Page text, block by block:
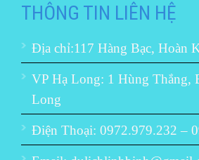
THÔNG TIN LIÊN HỆ
Địa chỉ:117 Hàng Bạc, Hoàn
VP Hạ Long: 1 Hùng Thắng,
Long
Điện Thoại: 0972.979.232 –